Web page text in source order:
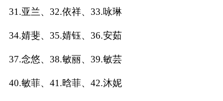
蛇年起名
龙年起名
兔年起名
虎年起名
31.亚兰、32.依祥、33.咏琳
34.婧斐、35.婧钰、36.安茹
37.念悠、38.敏丽、39.敏芸
40.敏菲、41.晗菲、42.沐妮